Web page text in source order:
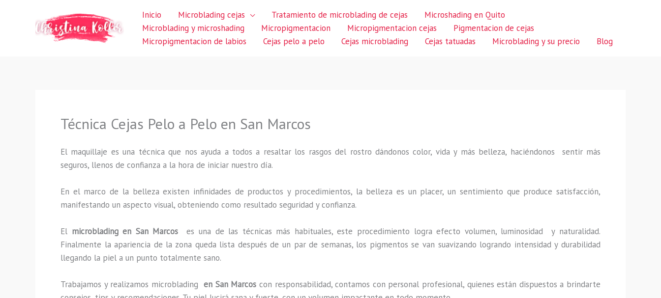
Inicio Microblading cejas Tratamiento de microblading de cejas
Microshading en Quito
Microblading y microshading
Micropigmentacion Micropigmentacion cejas
Pigmentacion de cejas
Micropigmentacion de labios
Cejas pelo a pelo Cejas microblading Cejas tatuadas Microblading y su precio Blog
Técnica Cejas Pelo a Pelo en San Marcos
El maquillaje es una técnica que nos ayuda a todos a resaltar los rasgos del rostro dándonos color, vida y más belleza, haciéndonos sentir más
seguros, llenos de confianza a la hora de iniciar nuestro día.
En el marco de la belleza existen infinidades de productos y procedimientos, la belleza es un placer, un sentimiento que produce satisfacción,
manifestando un aspecto visual, obteniendo como resultado seguridad y confianza.
El microblading en San Marcoses una de las técnicas más habituales, este procedimiento logra efecto volumen, luminosidad y naturalidad.
Finalmente la apariencia de la zona queda lista después de un par de semanas, los pigmentos se van suavizando logrando intensidad y durabilidad
llegando la piel a un punto totalmente sano.
Trabajamos y realizamos microblading en San Marcos con responsabilidad, contamos con personal profesional, quienes están dispuestos a brindarte